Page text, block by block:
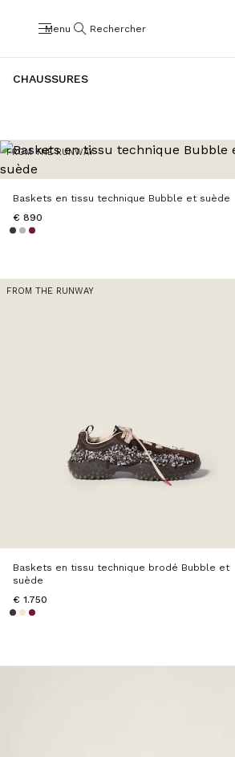
Menu Rechercher
CHAUSSURES
FROM THE RUNWAY
Baskets en tissu technique Bubble et suède
€ 890
FROM THE RUNWAY
Baskets en tissu technique brodé Bubble et
suède
€ 1.750